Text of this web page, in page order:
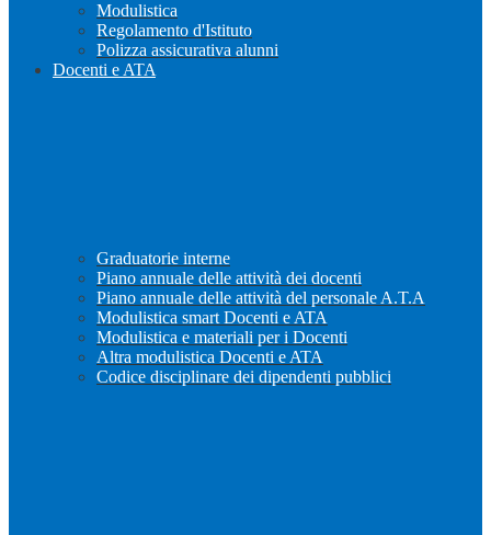
Modulistica
Regolamento d'Istituto
Polizza assicurativa alunni
Docenti e ATA
Graduatorie interne
Piano annuale delle attività dei docenti
Piano annuale delle attività del personale A.T.A
Modulistica smart Docenti e ATA
Modulistica e materiali per i Docenti
Altra modulistica Docenti e ATA
Codice disciplinare dei dipendenti pubblici